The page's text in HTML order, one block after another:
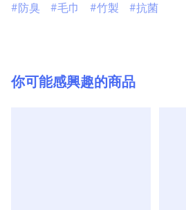
防臭 毛巾 竹製 抗菌
你可能感興趣的商品